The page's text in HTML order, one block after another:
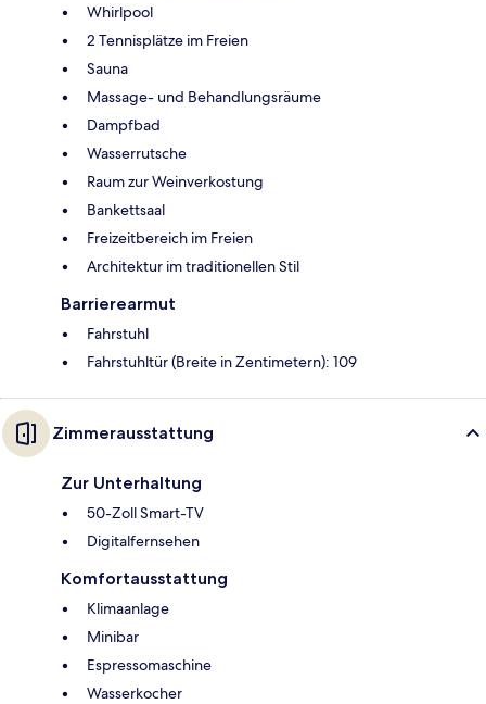
Whirlpool
2 Tennisplätze im Freien
Sauna
Massage- und Behandlungsräume
Dampfbad
Wasserrutsche
Raum zur Weinverkostung
Bankettsaal
Freizeitbereich im Freien
Architektur im traditionellen Stil
Barrierearmut
Fahrstuhl
Fahrstuhltür (Breite in Zentimetern): 109
Zimmerausstattung
Zur Unterhaltung
50-Zoll Smart-TV
Digitalfernsehen
Komfortausstattung
Klimaanlage
Minibar
Espressomaschine
Wasserkocher